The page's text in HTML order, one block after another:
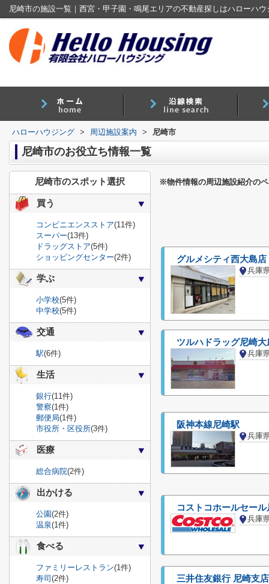
尼崎市の施設一覧｜西宮・甲子園・鳴尾エリアの不動産探しはハローハウ
ハローハウジング > 周辺施設案内 > 尼崎市
尼崎市のお役立ち情報一覧
※物件情報の周辺施設紹介の
グルメシティ西大島店
兵庫
ツルハドラッグ尼崎大
兵庫
阪神本線尼崎駅
兵庫
コストコホールセー
兵庫
三井住友銀行 尼崎支店
尼崎市のスポット選択
買う
コンビニエンスストア(11件)
スーパー(13件)
ドラッグストア(5件)
ショッピングセンター(2件)
学ぶ
小学校(5件)
中学校(5件)
交通
駅(6件)
生活
銀行(11件)
警察(1件)
郵便局(1件)
市役所・区役所(3件)
医療
総合病院(2件)
出かける
公園(2件)
温泉(1件)
食べる
ファミリーレストラン(1件)
寿司 (2件)